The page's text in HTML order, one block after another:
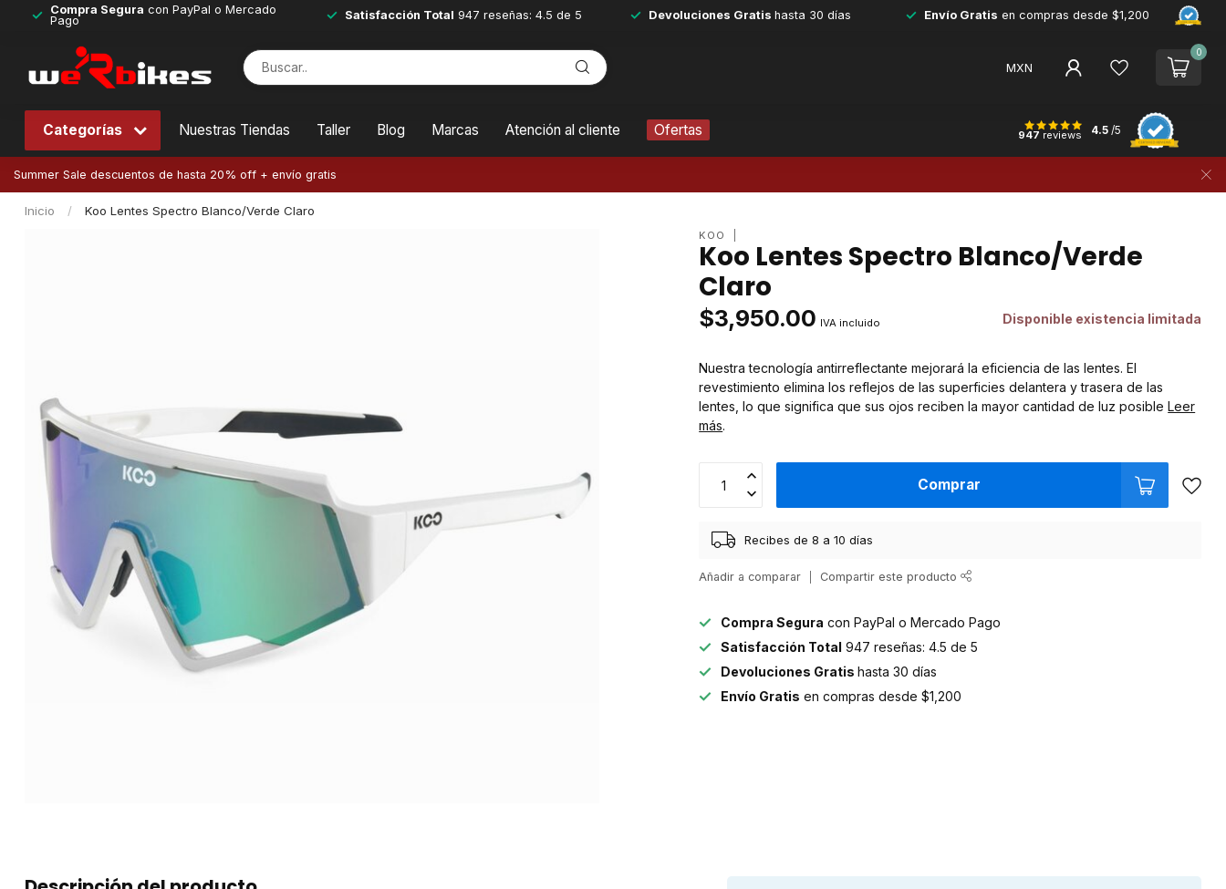
Compra Segura con PayPal o Mercado
Pago
Satisfacción Total 947 reseñas: 4.5 de 5 Devoluciones Gratis hasta 30 días Envío Gratis en compras desde $1,200
MXN
0
Categorías Nuestras Tiendas Taller Blog Marcas Atención al cliente Ofertas 947 reviews 4.5 /5
Summer Sale descuentos de hasta 20% off + envío gratis
Inicio / Koo Lentes Spectro Blanco/Verde Claro
KOO
Koo Lentes Spectro Blanco/Verde
Claro
$3,950.00 IVA incluido Disponible existencia limitada
Nuestra tecnología antirreflectante mejorará la eficiencia de las lentes. El
revestimiento elimina los reflejos de las superficies delantera y trasera de las
lentes, lo que significa que sus ojos reciben la mayor cantidad de luz posibleLeer
más.
Comprar
Recibes de 8 a 10 días
Añadir a comparar Compartir este producto
Compra Segura con PayPal o Mercado Pago
Satisfacción Total 947 reseñas: 4.5 de 5
Devoluciones Gratishasta 30 días
Envío Gratis en compras desde $1,200